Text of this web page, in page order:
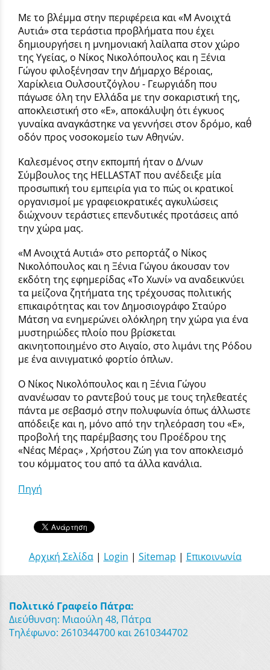
Με το βλέμμα στην περιφέρεια και «Μ Ανοιχτά
Αυτιά» στα τεράστια προβλήματα που έχει
δημιουργήσει η μνημονιακή λαίλαπα στον χώρο
της Υγείας, ο Νίκος Νικολόπουλος και η Ξένια
Γώγου φιλοξένησαν την Δήμαρχο Βέροιας,
Χαρίκλεια Ουλσουτζόγλου - Γεωργιάδη που
πάγωσε όλη την Ελλάδα με την σοκαριστική της,
αποκλειστική στο «Ε», αποκάλυψη ότι έγκυος
γυναίκα αναγκάστηκε να γεννήσει στον δρόμο, καθ΄
οδόν προς νοσοκομείο των Αθηνών.
Καλεσμένος στην εκπομπή ήταν ο Δ/νων
Σύμβουλος της HELLASTAT που ανέδειξε μία
προσωπική του εμπειρία για το πώς οι κρατικοί
οργανισμοί με γραφειοκρατικές αγκυλώσεις
διώχνουν τεράστιες επενδυτικές προτάσεις από
την χώρα μας.
«Μ Ανοιχτά Αυτιά» στο ρεπορτάζ ο Νίκος
Νικολόπουλος και η Ξένια Γώγου άκουσαν τον
εκδότη της εφημερίδας «Το Χωνί» να αναδεικνύει
τα μείζονα ζητήματα της τρέχουσας πολιτικής
επικαιρότητας και τον Δημοσιογράφο Σταύρο
Μάτση να ενημερώνει ολόκληρη την χώρα για ένα
μυστηριώδες πλοίο που βρίσκεται
ακινητοποιημένο στο Αιγαίο, στο λιμάνι της Ρόδου
με ένα αινιγματικό φορτίο όπλων.
Ο Νίκος Νικολόπουλος και η Ξένια Γώγου
ανανέωσαν το ραντεβού τους με τους τηλεθεατές
πάντα με σεβασμό στην πολυφωνία όπως άλλωστε
απόδειξε και η, μόνο από την τηλεόραση του «Ε»,
προβολή της παρέμβασης του Προέδρου της
«Νέας Μέρας» , Χρήστου Ζώη για τον αποκλεισμό
του κόμματος του από τα άλλα κανάλια.
Πηγή
Αρχική Σελίδα| Login | Sitemap | Επικοινωνία
Πολιτικό Γραφείο Πάτρα:
Διεύθυνση: Μιαούλη 48, Πάτρα
Τηλέφωνο: 2610344700 και 2610344702